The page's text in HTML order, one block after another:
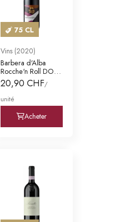
75 CL
Vins (2020)
Barbera d'Alba
Rocche'n Roll DOC
RDM Monforte d'A
20,90 CHF/
unité
Acheter